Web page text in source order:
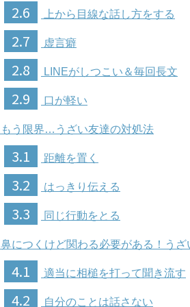
2.6 上から目線な話し方をする
2.7 虚言癖
2.8 LINEがしつこい＆毎回長文
2.9 口が軽い
もう限界…うざい友達の対処法
3.1 距離を置く
3.2 はっきり伝える
3.3 同じ行動をとる
鼻につくけど関わる必要がある！う
4.1 適当に相槌を打って聞き流す
4.2 自分のことは話さない